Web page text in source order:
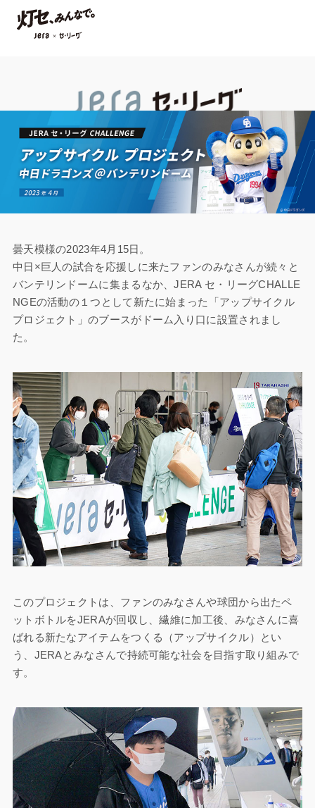
曇天模様の2023年4月15日。
中日×巨人の試合を応援しに来たファンのみなさんが続々と
バンテリンドームに集まるなか、JERA セ・リーグCHALLE
NGEの活動の１つとして新たに始まった「アップサイクル
プロジェクト」のブースがドーム入り口に設置されまし
た。
このプロジェクトは、ファンのみなさんや球団から出たペ
ットボトルをJERAが回収し、繊維に加工後、みなさんに喜
ばれる新たなアイテムをつくる（アップサイクル）とい
う、JERAとみなさんで持続可能な社会を目指す取り組みで
す。